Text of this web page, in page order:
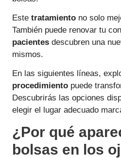
Este tratamiento no solo
También puede renovar tu
pacientes descubren una
mismos.
En las siguientes líneas,
procedimiento puede
Descubrirás las opciones
elegir el lugar adecuado
¿Por qué
bolsas en los